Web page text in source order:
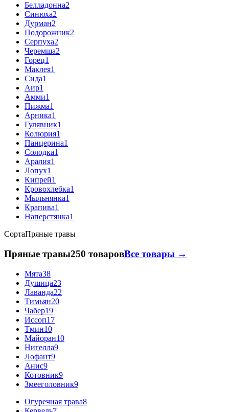
Белладонна2
Синюха2
Дурман2
Подорожник2
Серпуха2
Черемша2
Горец1
Маклея1
Сида1
Аир1
Амми1
Пижма1
Арника1
Гулявник1
Колюрия1
Панцерина1
Солодка1
Аралия1
Лопух1
Кипрей1
Кровохлебка1
Мыльнянка1
Крапива1
Наперстянка1
СортаПряные травы
Пряные травы250 товаровВсе товары →
Мята38
Душица23
Лаванда22
Тимьян20
Чабер19
Иссоп17
Тмин10
Майоран10
Нигелла9
Лофант9
Анис9
Котовник9
Змееголовник9
Огуречная трава8